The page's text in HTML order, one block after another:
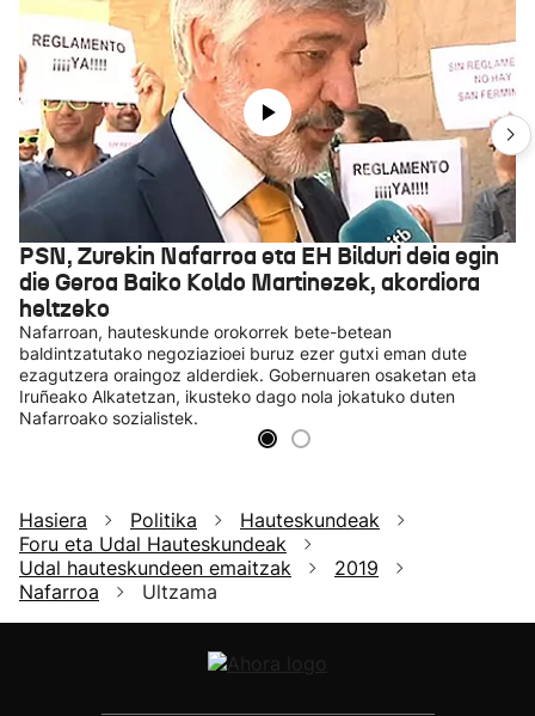
PSN, Zurekin Nafarroa eta EH Bilduri deia egin
die Geroa Baiko Koldo Martinezek, akordiora
heltzeko
Nafarroan, hauteskunde orokorrek bete-betean
baldintzatutako negoziazioei buruz ezer gutxi eman dute
ezagutzera oraingoz alderdiek. Gobernuaren osaketan eta
Iruñeako Alkatetzan, ikusteko dago nola jokatuko duten
Nafarroako sozialistek.
Hasiera Politika
Hauteskundeak
Foru eta Udal Hauteskundeak
Udal hauteskundeen emaitzak
2019
Nafarroa
Ultzama